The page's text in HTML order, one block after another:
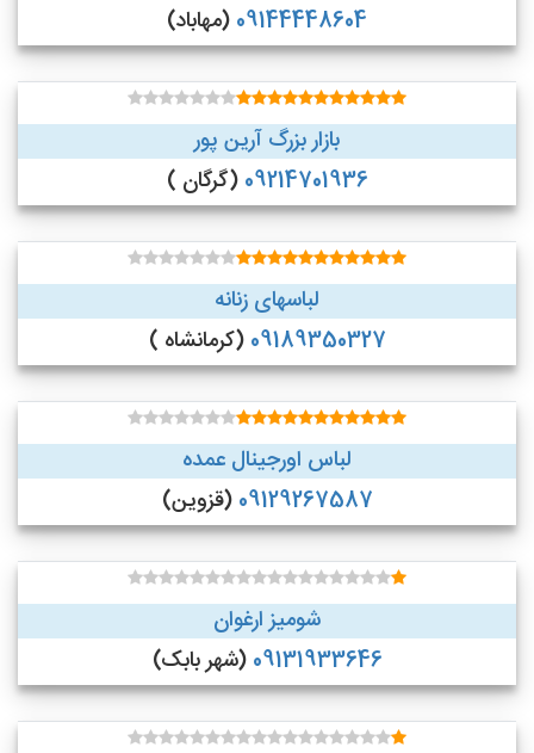
09144448604 (مهاباد)
بازار بزرگ آرین پور
09214701936 (گرگان )
لباسهای زنانه
09189350327 (کرمانشاه )
لباس اورجینال عمده
09129267587 (قزوین)
شومیز ارغوان
09131933646 (شهر بابک)